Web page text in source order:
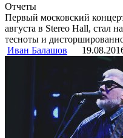
Отчеты
Первый московский
августа в Stereo Hall, стал
тесноты и
Иван Балашов